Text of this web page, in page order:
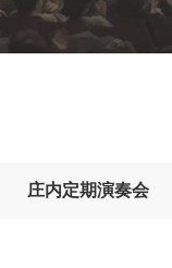
庄内定期演奏会